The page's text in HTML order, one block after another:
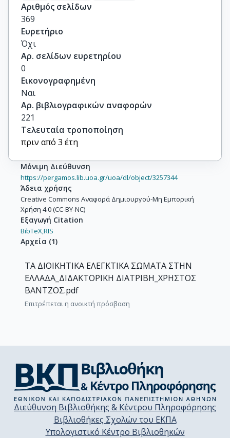
Αριθμός σελίδων
369
Ευρετήριο
Όχι
Αρ. σελίδων ευρετηρίου
0
Εικονογραφημένη
Ναι
Αρ. βιβλιογραφικών αναφορών
221
Τελευταία τροποποίηση
πριν από 3 έτη
Μόνιμη Διεύθυνση
https://pergamos.lib.uoa.gr/uoa/dl/object/3257344
Άδεια χρήσης
Creative Commons Αναφορά Δημιουργού-Μη Εμπορική
Χρήση 4.0 (CC-BY-NC)
Εξαγωγή Citation
BibTeX,RIS
Αρχεία (1)
ΤΑ ΔΙΟΙΚΗΤΙΚΑ ΕΛΕΓΚΤΙΚΑ ΣΩΜΑΤΑ ΣΤΗΝ
ΕΛΛΑΔΑ_ΔΙΔΑΚΤΟΡΙΚΗ ΔΙΑΤΡΙΒΗ_ΧΡΗΣΤΟΣ
ΒΑΝΤΖΟΣ.pdf
Επιτρέπεται η ανοικτή πρόσβαση
Διεύθυνση Βιβλιοθήκης & Κέντρου Πληροφόρησης
Βιβλιοθήκες Σχολών του ΕΚΠΑ
Υπολογιστικό Κέντρο Βιβλιοθηκών